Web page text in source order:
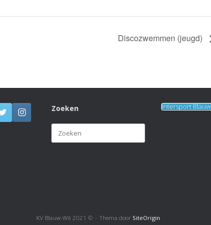
Discozwemmen (jeugd)
Zoeken
naar:
Intersport
KV Blauw-Wit 2021 © Thema door SiteOrigin